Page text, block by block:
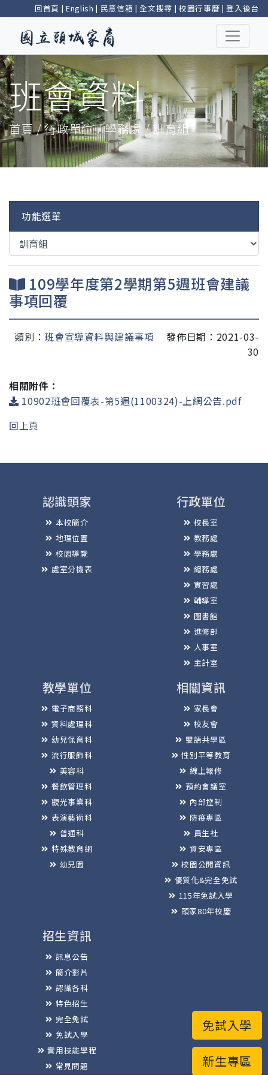
回首頁 | English | 民意信箱 |全文搜尋 | 校園行事曆 |登入後台
班會資料
首頁 / 行政單位 / 學務處 / 訓育組
功能選單
109學年度第2學期第5週班會建議
事項回覆
類別： 班會宣導資料與建議事項
發佈日期：2021-03-
30
相關附件：
10902班會回覆表-第5週(1100324)-上網公告.pdf
回上頁
新生專區
免試入學
認識頭家
本校簡介
地理位置
校園導覽
處室分機表
行政單位
校長室
教務處
學務處
總務處
實習處
輔導室
圖書館
進修部
人事室
主計室
教學單位
電子商務科
資料處理科
幼兒保育科
流行服飾科
美容科
餐飲管理科
觀光事業科
表演藝術科
普通科
特殊教育網
幼兒園
相關資訊
家長會
校友會
雙語共學區
性別平等教育
線上報修
預約會議室
內部控制
防疫專區
員生社
資安專區
校園公開資訊
優質化&完全免試
115年免試入學
頭家80年校慶
招生資訊
訊息公告
簡介影片
認識各科
特色招生
完全免試
免試入學
實用技能學程
常見問題